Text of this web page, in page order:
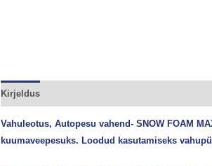
Kirjeldus
Vahuleotus, Autopesu vahend- SNOW FOAM
kuumaveepesuks. Loodud kasutamiseks